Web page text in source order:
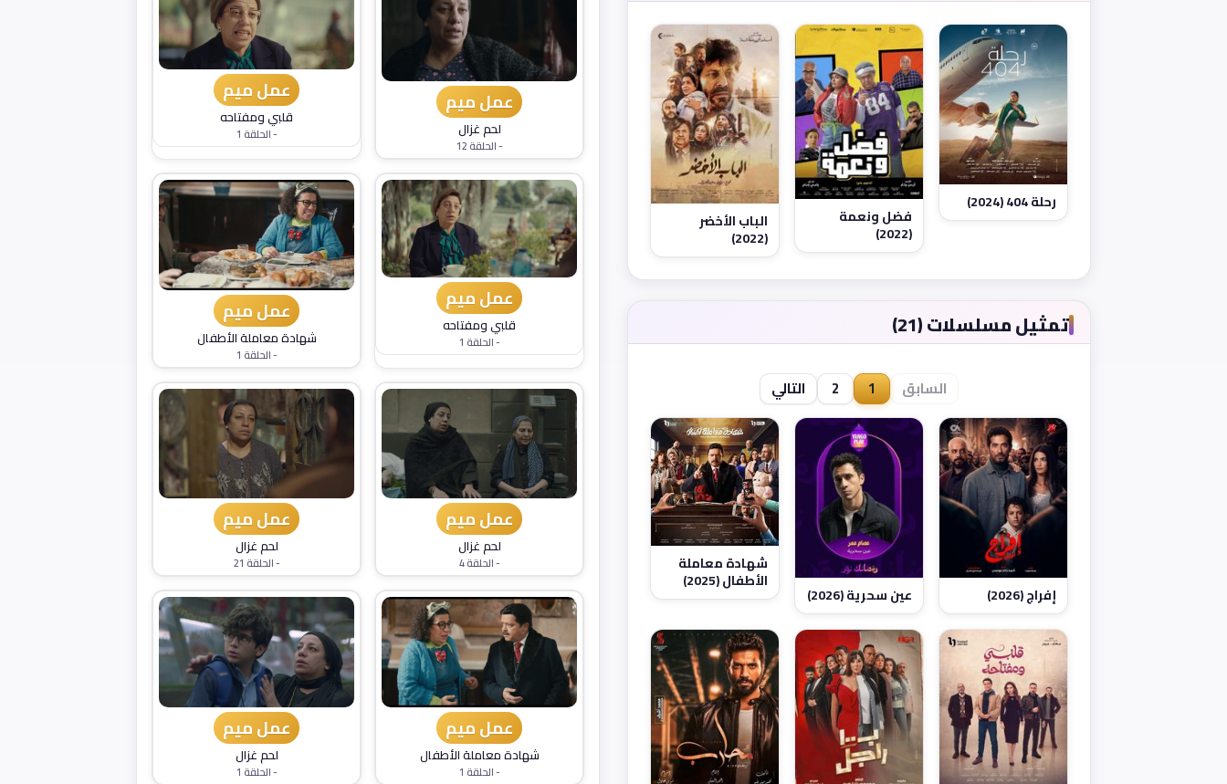
رحلة 404 (2024)
فضل ونعمة
(2022)
الباب الأخضر
(2022)
تمثيل مسلسلات (21)
السابق 1
2 التالي
إفراج (2026) عين سحرية (2026)
شهادة معاملة
الأطفال (2025)
عمل ميم
لحم غزال
- الحلقة 12
عمل ميم
قلبي ومفتاحه
- الحلقة 1
عمل ميم
قلبي ومفتاحه
- الحلقة 1
عمل ميم
شهادة معاملة الأطفال
- الحلقة 1
عمل ميم
لحم غزال
- الحلقة 4
عمل ميم
لحم غزال
- الحلقة 21
عمل ميم
شهادة معاملة الأطفال
- الحلقة 1
عمل ميم
لحم غزال
- الحلقة 1